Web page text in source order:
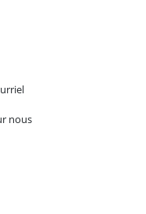
nous